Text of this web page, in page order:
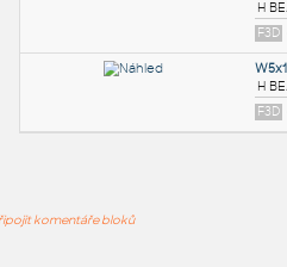
komentáře bloků